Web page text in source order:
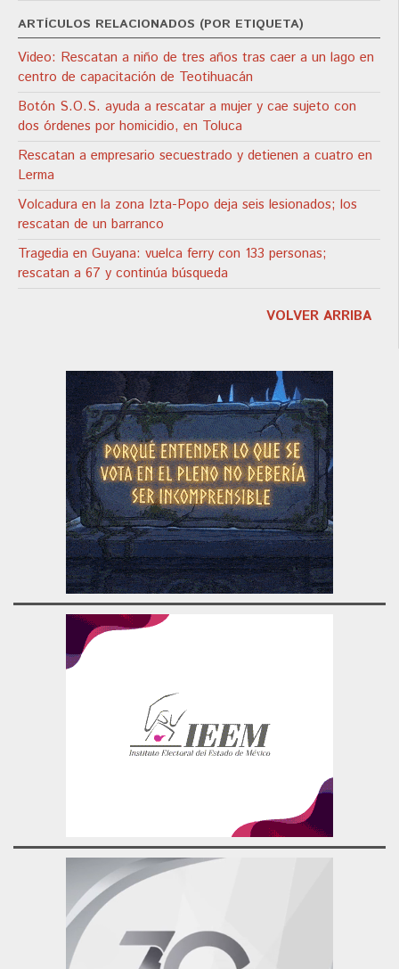
ARTÍCULOS RELACIONADOS (POR ETIQUETA)
Video: Rescatan a niño de tres años tras caer a un lago en
centro de capacitación de Teotihuacán
Botón S.O.S. ayuda a rescatar a mujer y cae sujeto con
dos órdenes por homicidio, en Toluca
Rescatan a empresario secuestrado y detienen a cuatro en
Lerma
Volcadura en la zona Izta-Popo deja seis lesionados; los
rescatan de un barranco
Tragedia en Guyana: vuelca ferry con 133 personas;
rescatan a 67 y continúa búsqueda
VOLVER ARRIBA